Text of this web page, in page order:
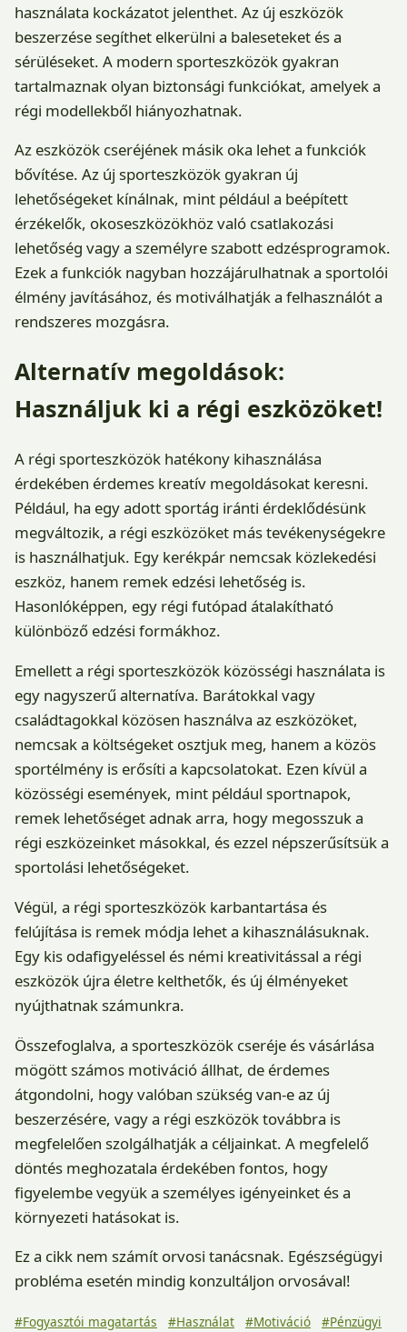
használata kockázatot jelenthet. Az új eszközök
beszerzése segíthet elkerülni a baleseteket és a
sérüléseket. A modern sporteszközök gyakran
tartalmaznak olyan biztonsági funkciókat, amelyek a
régi modellekből hiányozhatnak.
Az eszközök cseréjének másik oka lehet a funkciók
bővítése. Az új sporteszközök gyakran új
lehetőségeket kínálnak, mint például a beépített
érzékelők, okoseszközökhöz való csatlakozási
lehetőség vagy a személyre szabott edzésprogramok.
Ezek a funkciók nagyban hozzájárulhatnak a sportolói
élmény javításához, és motiválhatják a felhasználót a
rendszeres mozgásra.
Alternatív megoldások:
Használjuk ki a régi eszközöket!
A régi sporteszközök hatékony kihasználása
érdekében érdemes kreatív megoldásokat keresni.
Például, ha egy adott sportág iránti érdeklődésünk
megváltozik, a régi eszközöket más tevékenységekre
is használhatjuk. Egy kerékpár nemcsak közlekedési
eszköz, hanem remek edzési lehetőség is.
Hasonlóképpen, egy régi futópad átalakítható
különböző edzési formákhoz.
Emellett a régi sporteszközök közösségi használata is
egy nagyszerű alternatíva. Barátokkal vagy
családtagokkal közösen használva az eszközöket,
nemcsak a költségeket osztjuk meg, hanem a közös
sportélmény is erősíti a kapcsolatokat. Ezen kívül a
közösségi események, mint például sportnapok,
remek lehetőséget adnak arra, hogy megosszuk a
régi eszközeinket másokkal, és ezzel népszerűsítsük a
sportolási lehetőségeket.
Végül, a régi sporteszközök karbantartása és
felújítása is remek módja lehet a kihasználásuknak.
Egy kis odafigyeléssel és némi kreativitással a régi
eszközök újra életre kelthetők, és új élményeket
nyújthatnak számunkra.
Összefoglalva, a sporteszközök cseréje és vásárlása
mögött számos motiváció állhat, de érdemes
átgondolni, hogy valóban szükség van-e az új
beszerzésére, vagy a régi eszközök továbbra is
megfelelően szolgálhatják a céljainkat. A megfelelő
döntés meghozatala érdekében fontos, hogy
figyelembe vegyük a személyes igényeinket és a
környezeti hatásokat is.
Ez a cikk nem számít orvosi tanácsnak. Egészségügyi
probléma esetén mindig konzultáljon orvosával!
#Fogyasztói magatartás #Használat #Motiváció
#Pénzügyi